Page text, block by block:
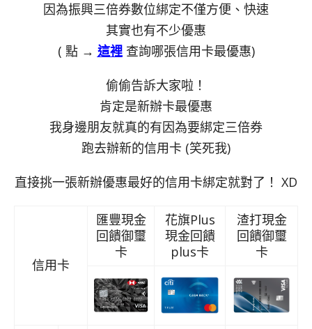
因為振興三倍券數位綁定不僅方便、快速
其實也有不少優惠
( 點 → 這裡 查詢哪張信用卡最優惠)
偷偷告訴大家啦！
肯定是新辦卡最優惠
我身邊朋友就真的有因為要綁定三倍券
跑去辦新的信用卡 (笑死我)
直接挑一張新辦優惠最好的信用卡綁定就對了！ XD
信用卡
匯豐現金
回饋御璽
卡
花旗Plus
現金回饋
plus卡
渣打現金
回饋御璽
卡